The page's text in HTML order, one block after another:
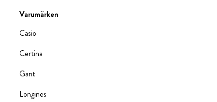
Varumärken
Casio
Certina
Gant
Longines